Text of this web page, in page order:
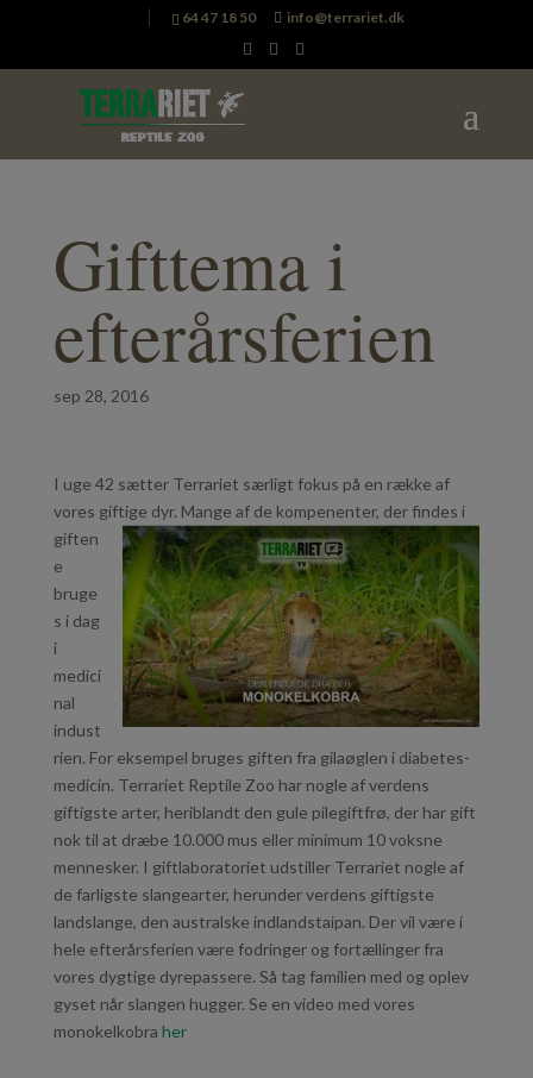
64 47 18 50 info@terrariet.dk
Gifttema i
efterårsferien
sep 28, 2016
I uge 42 sætter Terrariet særligt fokus på en række af
vores giftige dyr. Mange af de kompenenter, der findes i
giften
e
bruge
s i dag
i
medici
nal
indust
rien. For eksempel bruges giften fra gilaøglen i diabetes-
medicin. Terrariet Reptile Zoo har nogle af verdens
giftigste arter, heriblandt den gule pilegiftfrø, der har gift
nok til at dræbe 10.000 mus eller minimum 10 voksne
mennesker. I giftlaboratoriet udstiller Terrariet nogle af
de farligste slangearter, herunder verdens giftigste
landslange, den australske indlandstaipan. Der vil være i
hele efterårsferien være fodringer og fortællinger fra
vores dygtige dyrepassere. Så tag familien med og oplev
gyset når slangen hugger. Se en video med vores
monokelkobra her